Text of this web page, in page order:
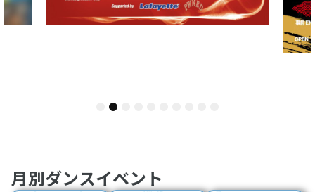
5
月別ダンスイベント